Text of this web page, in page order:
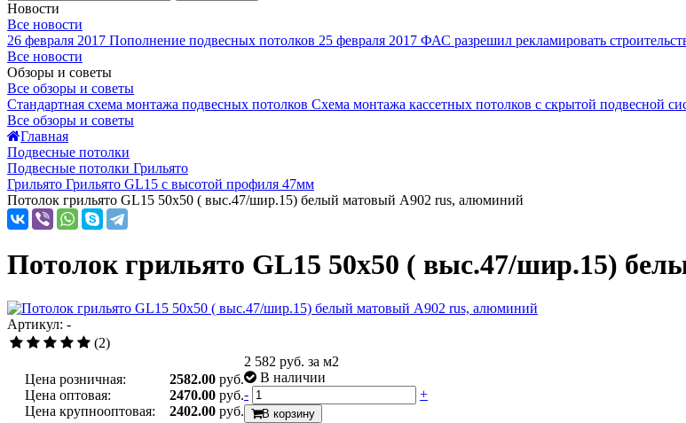
Новости
Все новости
26 февраля 2017 Пополнение подвесных потолков 25 февраля 2017 ФАС разрешил рекламировать
Все новости
Обзоры и советы
Все обзоры и советы
Стандартная схема монтажа подвесных потолков Схема монтажа кассетных потолков с скрытой подвесной
Все обзоры и советы
Главная
Подвесные потолки
Подвесные потолки Грильято
Грильято Грильято GL15 с высотой профиля 47мм
Потолок грильято GL15 50х50 ( выс.47/шир.15) белый матовый А902 rus, алюминий
Потолок грильято GL15 50х50 ( выс.47/шир.15)
Артикул: -
(2)
Цена розничная: 2582.00 руб.
Цена оптовая:
2470.00 руб.
Цена крупнооптовая:
2402.00 руб.
2 582 руб. за м2
В наличии
-
+
В корзину